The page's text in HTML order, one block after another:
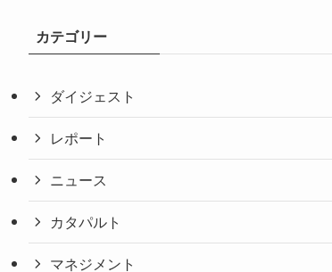
カテゴリー
ダイジェスト
レポート
ニュース
カタパルト
マネジメント